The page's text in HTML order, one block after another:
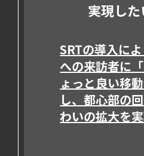
実現し
SRTの導入に
への来訪者に
ょっと良い移
し、都心部の
わいの拡大を実